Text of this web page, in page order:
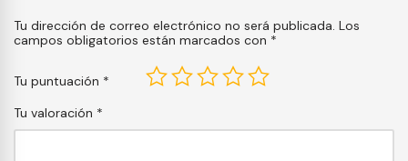
Tu dirección de correo electrónico no será publicada. Los
campos obligatorios están marcados con *
Tu puntuación *
Tu valoración *